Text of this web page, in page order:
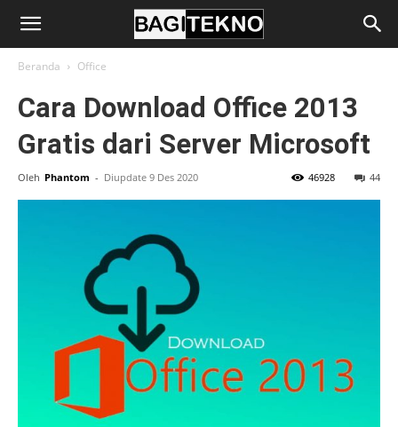
BagiTekno
Beranda Office
Cara Download Office 2013
Gratis dari Server Microsoft
Oleh Phantom - Diupdate 9 Des 2020 44
46928